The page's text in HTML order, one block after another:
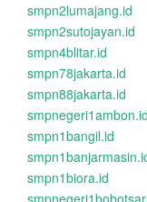
smpn2lumajang.id
smpn2sutojayan.id
smpn4blitar.id
smpn78jakarta.id
smpn88jakarta.id
smpnegeri1ambon.id
smpn1bangil.id
smpn1biora.id